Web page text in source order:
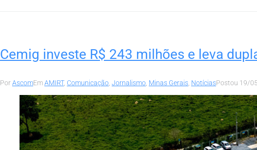
Cemig investe R$ 243 milhões e leva
PorAscomEmAMIRT, Comunicação Jornalismo Minas Gerais NotíciasPostou 19/